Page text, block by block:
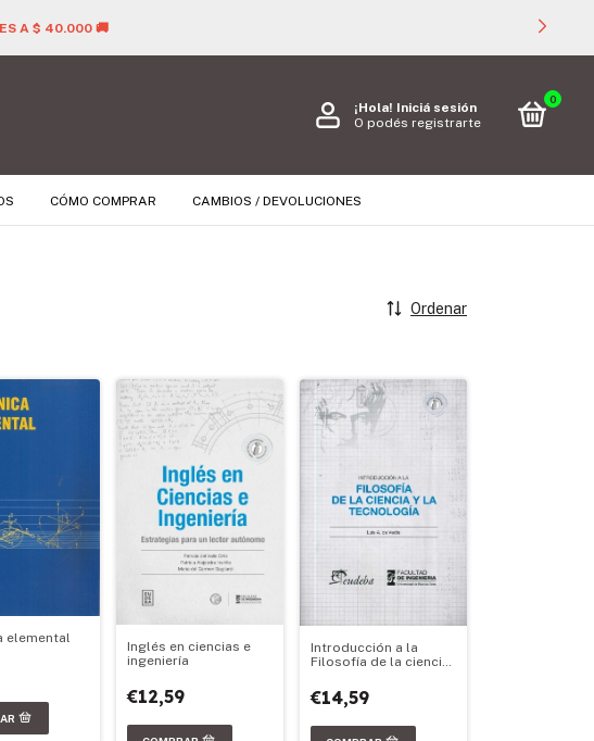
A $ 40.000 🚚
¡Hola! Iniciá sesión
O podés registrarte
0
CÓMO COMPRAR CAMBIOS / DEVOLUCIONES
Ordenar
elemental
Inglés en ciencias e
ingeniería
€12,59
Introducción a la
Filosofía de la ciencia
€14,59